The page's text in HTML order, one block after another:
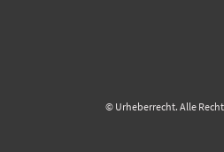
© Urheberrecht. Alle